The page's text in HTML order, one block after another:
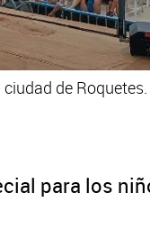
de Roquetes.
para los